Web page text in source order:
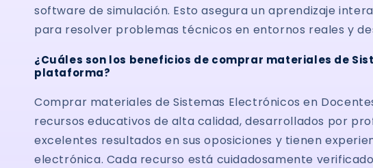
software de simulación. Esto asegura un aprendizaje
para resolver problemas técnicos en entornos reales y
¿Cuáles son los beneficios de comprar materiales de
plataforma?
Comprar materiales de Sistemas Electrónicos en
recursos educativos de alta calidad, desarrollados por
excelentes resultados en sus oposiciones y tienen
electrónica. Cada recurso está cuidadosamente